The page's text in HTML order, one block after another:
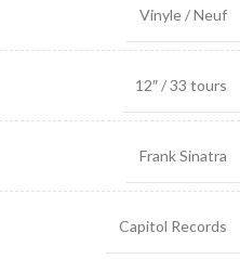
Vinyle / Neuf
12″ / 33 tours
Frank Sinatra
Capitol Records